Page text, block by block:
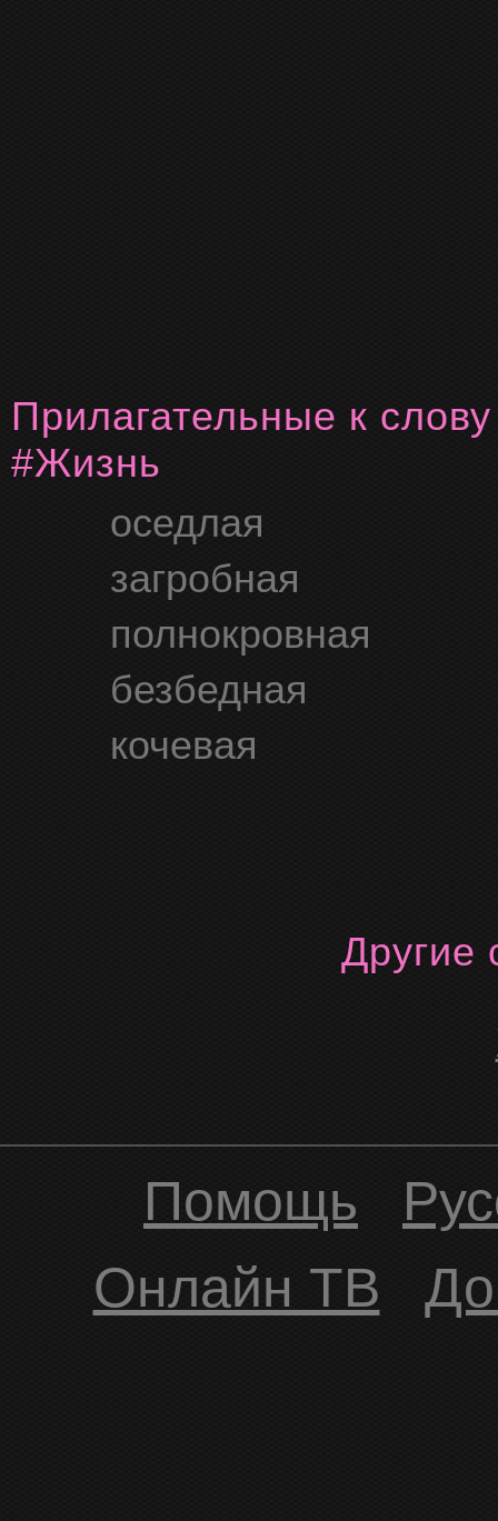
Прилагательные к слову
#жизнь
оседлая
загробная
полнокровная
безбедная
кочевая
Помощь
Онлайн ТВ